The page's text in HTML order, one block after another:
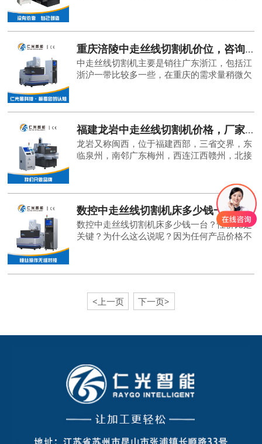
个比较满意的答案的时
重庆涪陵中走丝线切割机价位，咨询专业厂家-「仁光智能」
中走丝线切割机主要是销往广东浙江，包括江
浙沪一带比较多一些，在重庆的需求量稍微欠
果越是卖的比较火的
福建龙岩中走丝线切割机价格，厂家批发找-「仁光智能」
龙岩又称闽西，位于福建西部，三省交界，东
临泉州，南邻广东梅州，西连江西赣州，北接
竟厦门市是福建省的省会。
数控中走丝线切割机床多少钱一台？性价比是关键-「仁光智能」
数控中走丝线切割机床多少钱一台？性价比是
关键？为什么这么说呢？因为任何产品价格不
背后的价值有关系。当然话说回来，我们还是
<上一页
下一页>